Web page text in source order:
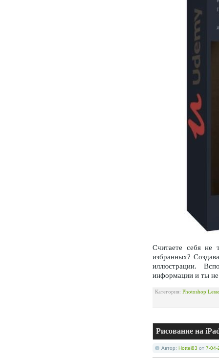
Считаете себя не
избранных?
иллюстрации.
информации и ты не
Категория: Photoshop
Рисование на
Автор: Hottei83 от 7-04-